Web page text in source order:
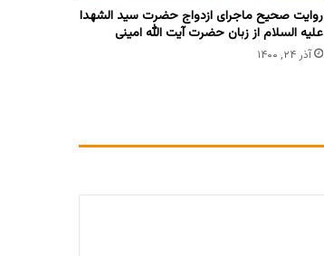
روایت صحیح ماجرای ازدواج حضرت سید الشهدا
علیه السلام از زبان حضرت آیت الله امینی
آذر ۲۴, ۱۴۰۰